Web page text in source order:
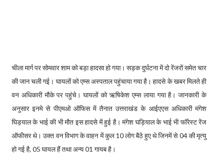
चीला मार्ग पर सोमवार शाम को बड़ा हादसा हो गया। सड़क दुर्घटना में दो रेंजरों समेत चार
की जान चली गई। घायलों को एम्स अस्पताल पहुंचाया गया है। हादसे के खबर मिलते ही
वन अधिकारी मौके पर पहुंचे। घायलों को ऋषिकेश एम्स लाया गया है। जानकारी के
अनुसार इनमे से पीएमओ ऑफिस में तैनात उत्तराखंड के आईएएस अधिकारी मंगेश
घिड़याल के भाई की भी मौत इस हादसे में हुई है। मंगेश घड़ियाल के भाई भी फॉरेस्ट रेंज
ऑफीसर थे। उक्त वन विभाग के वाहन में कुल 10 लोग बैठे हुए थे जिनमें से 04 की मृत्यु
हो गई है, 05 घायल हैं तथा अन्य 01 गायब है।